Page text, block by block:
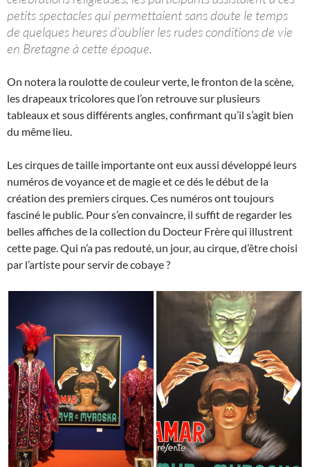
petits spectacles qui permettaient sans doute le temps
de quelques heures d’oublier les rudes conditions de vie
en Bretagne à cette époque.
On notera la roulotte de couleur verte, le fronton de la scène,
les drapeaux tricolores que l’on retrouve sur plusieurs
tableaux et sous différents angles, confirmant qu’il s’agit bien
du même lieu.
Les cirques de taille importante ont eux aussi développé leurs
numéros de voyance et de magie et ce dés le début de la
création des premiers cirques. Ces numéros ont toujours
fasciné le public. Pour s’en convaincre, il suffit de regarder les
belles affiches de la collection du Docteur Frère qui illustrent
cette page. Qui n’a pas redouté, un jour, au cirque, d’être choisi
par l’artiste pour servir de cobaye ?